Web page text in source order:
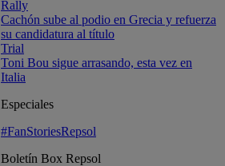
Rally
Cachón sube al podio en Grecia y refuerza
su candidatura al título
Trial
Toni Bou sigue arrasando, esta vez en
Italia
Especiales
#FanStoriesRepsol
Boletín Box Repsol